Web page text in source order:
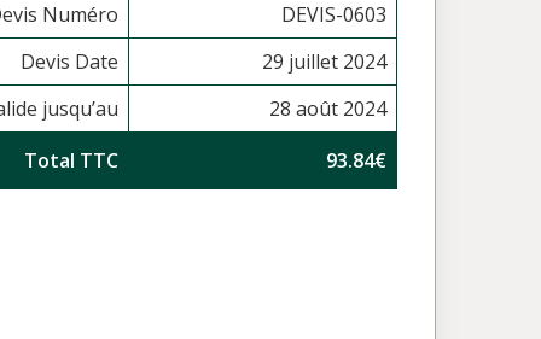
Numéro
DEVIS-0603
Devis Date
29 juillet 2024
jusqu’au
28 août 2024
Total TTC
93.84€